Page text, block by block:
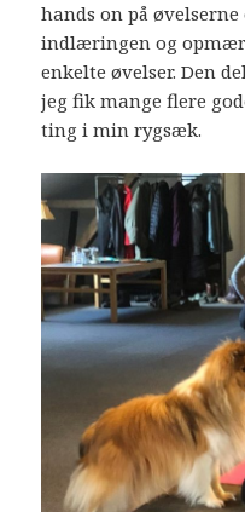
hands on på
indlæringen og
enkelte øvelser. Den
jeg fik mange flere
ting i min rygsæk.